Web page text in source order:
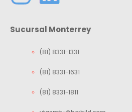
Sucursal Monterrey
(81) 8331-1331
(81) 8331-1631
(81) 8331-1811